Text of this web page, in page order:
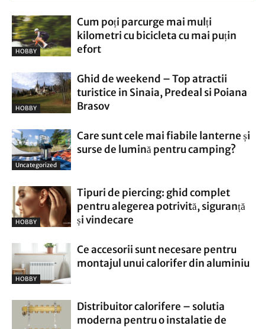
HOBBY
Cum poți parcurge mai mulți
kilometri cu bicicleta cu mai puțin
efort
HOBBY
Ghid de weekend – Top atractii
turistice in Sinaia, Predeal si Poiana
Brasov
Uncategorized
Care sunt cele mai fiabile lanterne și
surse de lumină pentru camping?
HOBBY
Tipuri de piercing: ghid complet
pentru alegerea potrivită, siguranță
și vindecare
HOBBY
Ce accesorii sunt necesare pentru
montajul unui calorifer din aluminiu
Distribuitor calorifere – solutia
moderna pentru o instalatie de